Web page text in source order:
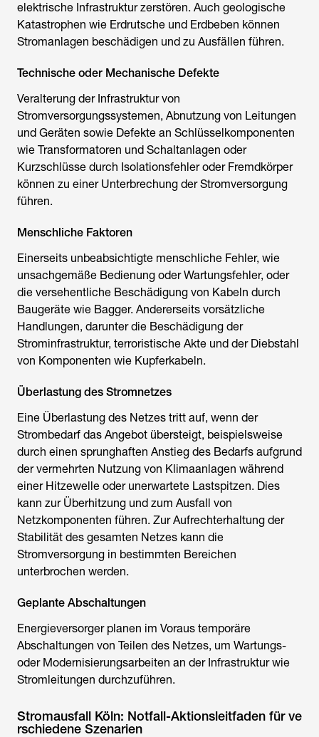
elektrische Infrastruktur zerstören. Auch geologische
Katastrophen wie Erdrutsche und Erdbeben können
Stromanlagen beschädigen und zu Ausfällen führen.
Technische oder Mechanische Defekte
Veralterung der Infrastruktur von
Stromversorgungssystemen, Abnutzung von Leitungen
und Geräten sowie Defekte an Schlüsselkomponenten
wie Transformatoren und Schaltanlagen oder
Kurzschlüsse durch Isolationsfehler oder Fremdkörper
können zu einer Unterbrechung der Stromversorgung
führen.
Menschliche Faktoren
Einerseits unbeabsichtigte menschliche Fehler, wie
unsachgemäße Bedienung oder Wartungsfehler, oder
die versehentliche Beschädigung von Kabeln durch
Baugeräte wie Bagger. Andererseits vorsätzliche
Handlungen, darunter die Beschädigung der
Strominfrastruktur, terroristische Akte und der Diebstahl
von Komponenten wie Kupferkabeln.
Überlastung des Stromnetzes
Eine Überlastung des Netzes tritt auf, wenn der
Strombedarf das Angebot übersteigt, beispielsweise
durch einen sprunghaften Anstieg des Bedarfs aufgrund
der vermehrten Nutzung von Klimaanlagen während
einer Hitzewelle oder unerwartete Lastspitzen. Dies
kann zur Überhitzung und zum Ausfall von
Netzkomponenten führen. Zur Aufrechterhaltung der
Stabilität des gesamten Netzes kann die
Stromversorgung in bestimmten Bereichen
unterbrochen werden.
Geplante Abschaltungen
Energieversorger planen im Voraus temporäre
Abschaltungen von Teilen des Netzes, um Wartungs-
oder Modernisierungsarbeiten an der Infrastruktur wie
Stromleitungen durchzuführen.
Stromausfall Köln: Notfall-Aktionsleitfaden für ve
rschiedene Szenarien